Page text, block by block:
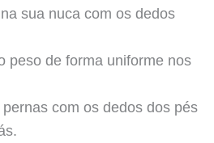
sua nuca com os dedos
peso de forma uniforme nos
com os dedos dos pés